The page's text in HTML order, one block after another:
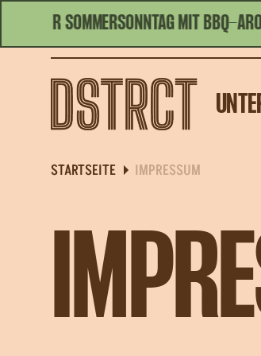
SOMMERSONNTAG MIT BBQ-
HEUTE GEÖFFNET | 10:00 - 01:00
STARTSEITE IMPRESSUM